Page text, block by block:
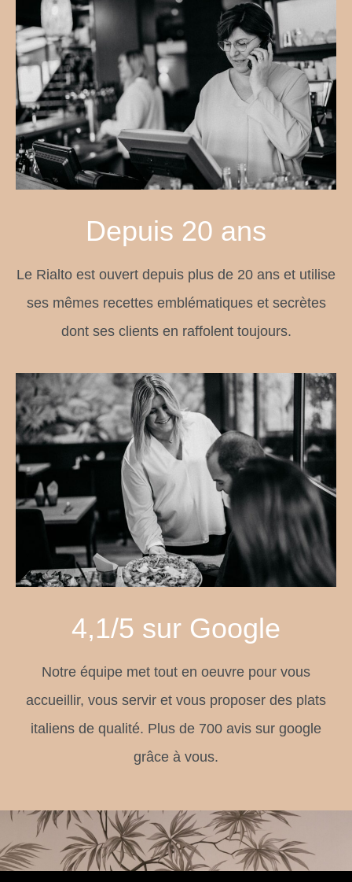
Depuis 20 ans
Le Rialto est ouvert depuis plus de 20 ans et utilise
ses mêmes recettes emblématiques et secrètes
dont ses clients en raffolent toujours.
4,1/5 sur Google
Notre équipe met tout en oeuvre pour vous
accueillir, vous servir et vous proposer des plats
italiens de qualité. Plus de 700 avis sur google
grâce à vous.